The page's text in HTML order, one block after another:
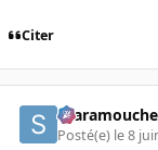
Citer
Scaramouche
Posté(e) le 8